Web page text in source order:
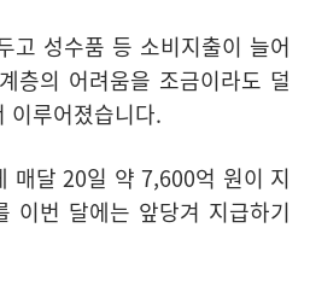
고 성수품 등 소비지출이 늘어
층의 어려움을 조금이라도 덜
이루어졌습니다.
매달 20일 약 7,600억 원이 지
이번 달에는 앞당겨 지급하기